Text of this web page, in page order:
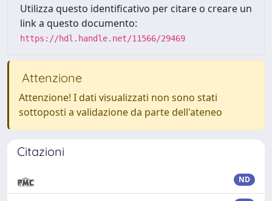
Utilizza questo identificativo per citare o creare un
link a questo documento:
https://hdl.handle.net/11566/29469
Attenzione
Attenzione! I dati visualizzati non sono stati
sottoposti a validazione da parte dell'ateneo
Citazioni
ND